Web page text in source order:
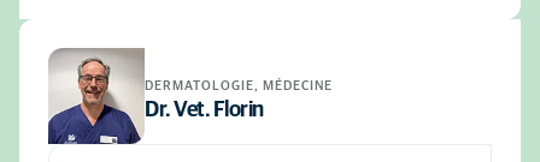
DERMATOLOGIE, MÉDECINE
Dr. Vet. Florin